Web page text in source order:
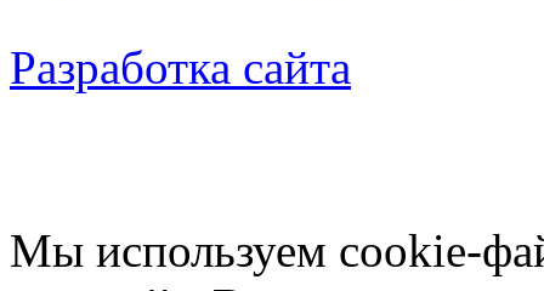
Разработка сайта
Мы используем cookie-